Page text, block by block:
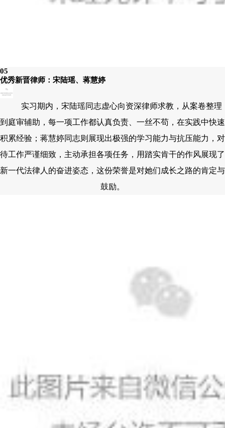
05
优秀新晋律师：宋陆瑶、蒋慧婷
实习期内，宋陆瑶同志虚心向资深律师求教，从案卷整理
到庭审辅助，每一项工作都认真负责、一丝不苟，在实践中快速
积累经验；蒋慧婷同志则展现出极强的学习能力与抗压能力，对
待工作严谨细致，主动承担各项任务，用踏实肯干的作风展现了
新一代法律人的奋进姿态，这份荣誉是对她们成长之路的肯定与
鼓励。